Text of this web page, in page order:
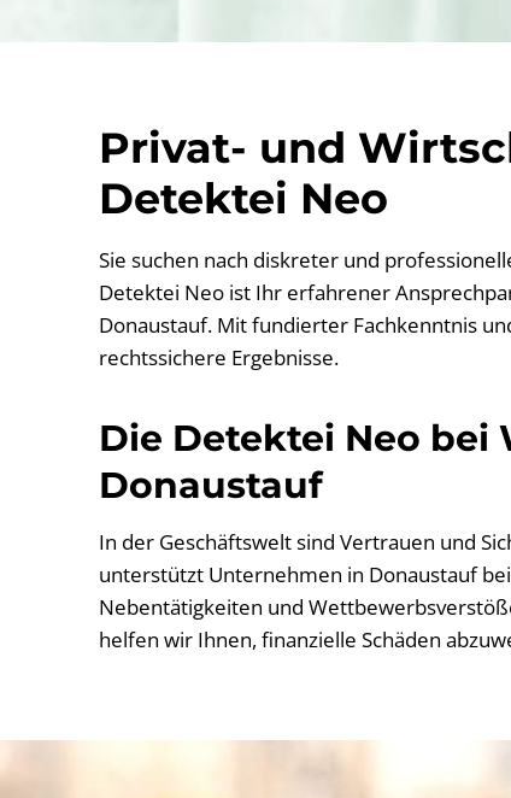
Privat- und
Detektei Neo
Sie suchen nach diskreter und
Detektei Neo ist Ihr erfahrener
Donaustauf. Mit fundierter Fachkenntnis
rechtssichere Ergebnisse.
Die Detektei Neo
Donaustauf
In der Geschäftswelt sind Vertrauen und
unterstützt Unternehmen in Donaustauf
Nebentätigkeiten und
helfen wir Ihnen, finanzielle Schäden